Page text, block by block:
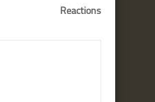
Reactions